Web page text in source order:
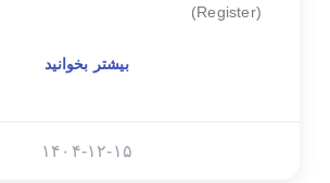
بیشتر بخوانید
۱۴۰۴-۱۲-۱۵